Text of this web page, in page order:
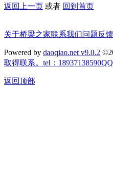
返回上一页 或者 回到首页
关于桥梁之家联系我们问题反馈
Powered by daoqiao.net v9.0.2
取得联系。tel：
返回顶部